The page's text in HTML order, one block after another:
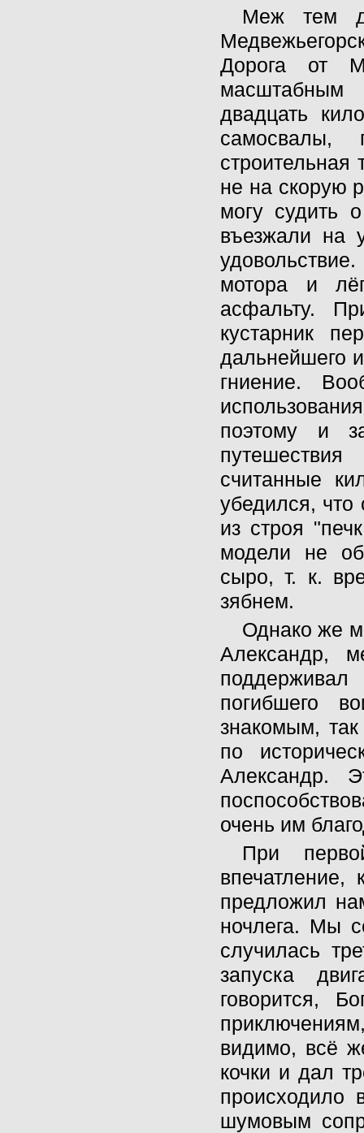
Меж тем
Дорога от
масштабным
двадцать
самосвалы,
строительная
не на скорую
могу судить
въезжали на
мотора и
асфальту.
кустарник
дальнейшего
гниение.
поэтому и
считанные
убедился,
из строя
модели не
сыро, т. к.
зябнем.
Однако же
Александр,
поддерживал
погибшего
знакомым,
по
Александр.
очень им
При
впечатление,
предложил
ночлега. Мы
случилась
запуска
говорится,
видимо, всё
кочки и дал
происходило
шумовым